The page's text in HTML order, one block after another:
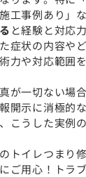
工事例あり」
と経験と対応
症状の内容や
力や対応範囲
が一切ない場
開示に消極的
こうした実例
トイレつまり
ご用心！トラ